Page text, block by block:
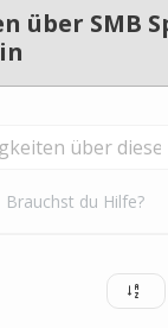
über SMB
Brauchst du Hilfe?